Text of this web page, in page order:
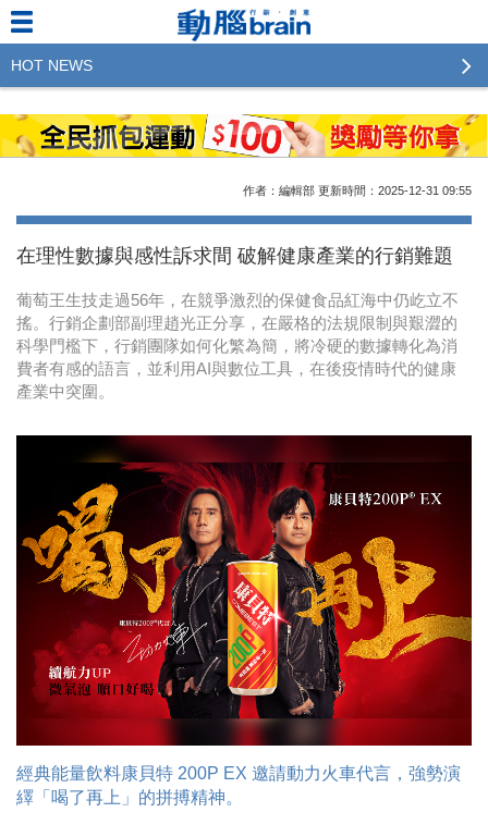
作者：編輯部 更新時間：2025-12-31 09:55
在理性數據與感性訴求間 破解健康產業的行銷難題
葡萄王生技走過56年，在競爭激烈的保健食品紅海中仍屹立不
搖。行銷企劃部副理趙光正分享，在嚴格的法規限制與艱澀的
科學門檻下，行銷團隊如何化繁為簡，將冷硬的數據轉化為消
費者有感的語言，並利用AI與數位工具，在後疫情時代的健康
產業中突圍。
經典能量飲料康貝特 200P EX 邀請動力火車代言，強勢演
繹「喝了再上」的拼搏精神。
HOT NEWS
2023行銷傳播傑出貢獻獎 啟動徵件！期許參賽作品
更創新及具影響力
2022行銷傳播傑出貢獻獎得獎名單揭曉，近400位行
感美照
2023台灣民生快消品牌排行 14億次國民消費揭曉品
牌足跡贏家
CSD中衛營運長張德成：中衛跳脫框架 玩出口罩新
金獎的代價 牛恆泰：沒人知道我失去什麼！
台灣百事食品 注重品牌體驗創造差異化
黃麗萍：媒體代理商有幫客戶升級的責任！
牛恆泰：媒體產業蛻變關鍵期，數位轉型該怎麼
搞？（上）